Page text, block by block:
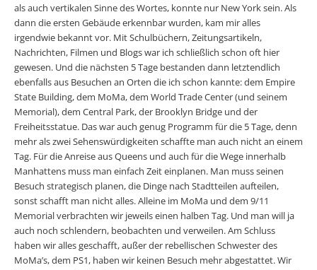
als auch vertikalen Sinne des Wortes, konnte nur New York sein. Als
dann die ersten Gebäude erkennbar wurden, kam mir alles
irgendwie bekannt vor. Mit Schulbüchern, Zeitungsartikeln,
Nachrichten, Filmen und Blogs war ich schließlich schon oft hier
gewesen. Und die nächsten 5 Tage bestanden dann letztendlich
ebenfalls aus Besuchen an Orten die ich schon kannte: dem Empire
State Building, dem MoMa, dem World Trade Center (und seinem
Memorial), dem Central Park, der Brooklyn Bridge und der
Freiheitsstatue. Das war auch genug Programm für die 5 Tage, denn
mehr als zwei Sehenswürdigkeiten schaffte man auch nicht an einem
Tag. Für die Anreise aus Queens und auch für die Wege innerhalb
Manhattens muss man einfach Zeit einplanen. Man muss seinen
Besuch strategisch planen, die Dinge nach Stadtteilen aufteilen,
sonst schafft man nicht alles. Alleine im MoMa und dem 9/11
Memorial verbrachten wir jeweils einen halben Tag. Und man will ja
auch noch schlendern, beobachten und verweilen. Am Schluss
haben wir alles geschafft, außer der rebellischen Schwester des
MoMa’s, dem PS1, haben wir keinen Besuch mehr abgestattet. Wir